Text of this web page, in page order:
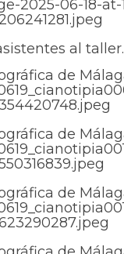
al taller.